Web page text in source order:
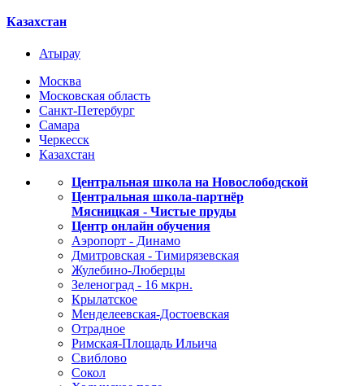
Казахстан
Атырау
Москва
Московская область
Санкт-Петербург
Самара
Черкесск
Казахстан
Центральная школа на Новослободской
Центральная школа-партнёр
Мясницкая - Чистые пруды
Центр онлайн обучения
Аэропорт - Динамо
Дмитровская - Тимирязевская
Жулебино-Люберцы
Зеленоград - 16 мкрн.
Крылатское
Менделеевская-Достоевская
Отрадное
Римская-Площадь Ильича
Свиблово
Сокол